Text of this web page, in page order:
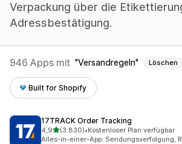
Verpackung über die
Adressbestätigung.
946 Apps mit Versandregeln Löschen
Built for Shopify
17TRACK Order Tracking
4,9von 5 Sternen
(3.830)
3830 Rezensionen insgesamt
•Kostenloser Plan verfügbar
Alles-in-einer-App: Sendungsverfolgung,